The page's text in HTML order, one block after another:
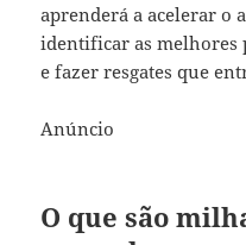
aprenderá a acelerar o
identificar as melhores
e fazer resgates que
Anúncio
O que são